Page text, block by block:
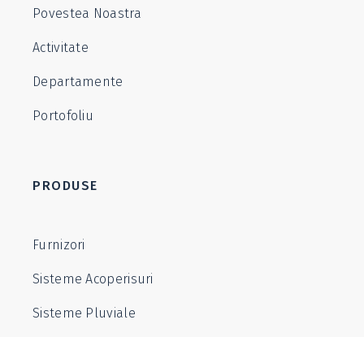
Povestea Noastra
Activitate
Departamente
Portofoliu
PRODUSE
Furnizori
Sisteme Acoperisuri
Sisteme Pluviale